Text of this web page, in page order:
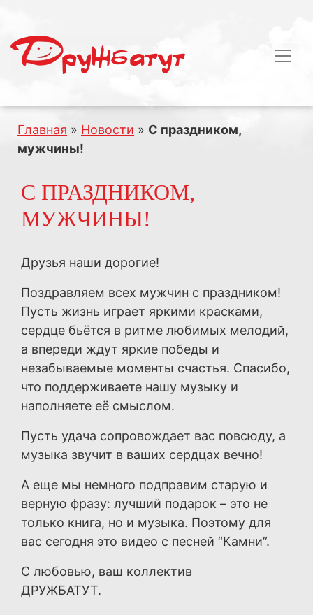
Главная » Новости » С праздником,
мужчины!
С ПРАЗДНИКОМ,
МУЖЧИНЫ!
Друзья наши дорогие!
Поздравляем всех мужчин с праздником!
Пусть жизнь играет яркими красками,
сердце бьётся в ритме любимых мелодий,
а впереди ждут яркие победы и
незабываемые моменты счастья. Спасибо,
что поддерживаете нашу музыку и
наполняете её смыслом.
Пусть удача сопровождает вас повсюду, а
музыка звучит в ваших сердцах вечно!
А еще мы немного подправим старую и
верную фразу: лучший подарок – это не
только книга, но и музыка. Поэтому для
вас сегодня это видео с песней “Камни”.
С любовью, ваш коллектив
ДРУЖБАТУТ.